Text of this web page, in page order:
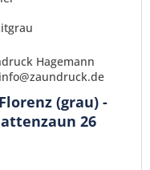
Hagemann
(grau) -
26